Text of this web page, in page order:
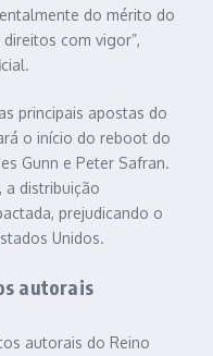
do mérito do
com vigor”,
principais apostas do
o início do reboot do
Gunn e Peter Safran.
a distribuição
prejudicando o
Unidos.
autorais
autorais do Reino